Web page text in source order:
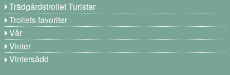
Trädgårdstrollet Turistar
Trollets favoriter
Vår
Vinter
Vintersådd